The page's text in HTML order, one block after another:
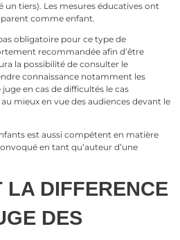
un tiers). Les mesures éducatives ont
comme enfant.
obligatoire pour ce type de
recommandée afin d’être
la possibilité de consulter le
connaissance notamment les
en cas de difficultés le cas
mieux en vue des audiences devant le
est aussi compétent en matière
en tant qu’auteur d’une
LA DIFFERENCE
DES